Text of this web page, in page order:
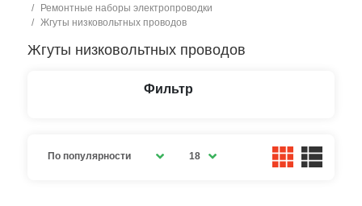
Ремонтные наборы электропроводки
Жгуты низковольтных проводов
Жгуты низковольтных проводов
Фильтр
По популярности 18